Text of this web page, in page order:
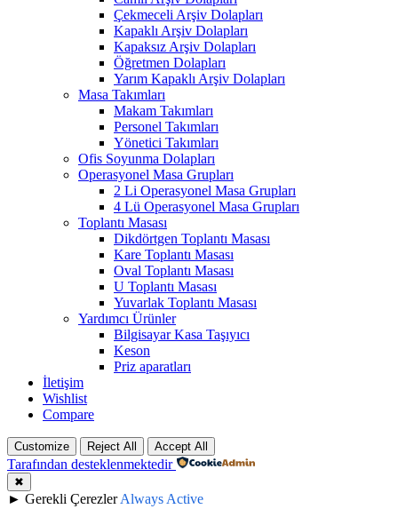
Çekmeceli Arşiv Dolapları
Kapaklı Arşiv Dolapları
Kapaksız Arşiv Dolapları
Öğretmen Dolapları
Yarım Kapaklı Arşiv Dolapları
Masa Takımları
Makam Takımları
Personel Takımları
Yönetici Takımları
Ofis Soyunma Dolapları
Operasyonel Masa Grupları
2 Li Operasyonel Masa Grupları
4 Lü Operasyonel Masa Grupları
Toplantı Masası
Dikdörtgen Toplantı Masası
Kare Toplantı Masası
Oval Toplantı Masası
U Toplantı Masası
Yuvarlak Toplantı Masası
Yardımcı Ürünler
Bilgisayar Kasa Taşıyıcı
Keson
Priz aparatları
İletişim
Wishlist
Compare
Customize Reject All Accept All
Tarafından desteklenmektedir
✖
► Gerekli Çerezler Always Active